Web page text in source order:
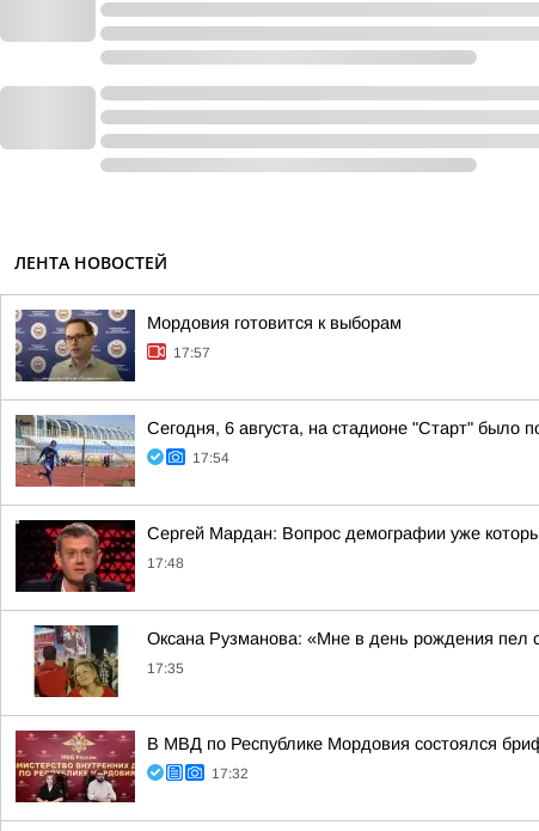
ЛЕНТА НОВОСТЕЙ
Мордовия готовится к выборам
17:57
Сегодня, 6 августа, на стадионе "Старт" было
17:54
Сергей Мардан: Вопрос демографии уже
17:48
Оксана Рузманова: «Мне в день рождения пел
17:35
В МВД по Республике Мордовия состоялся
17:32